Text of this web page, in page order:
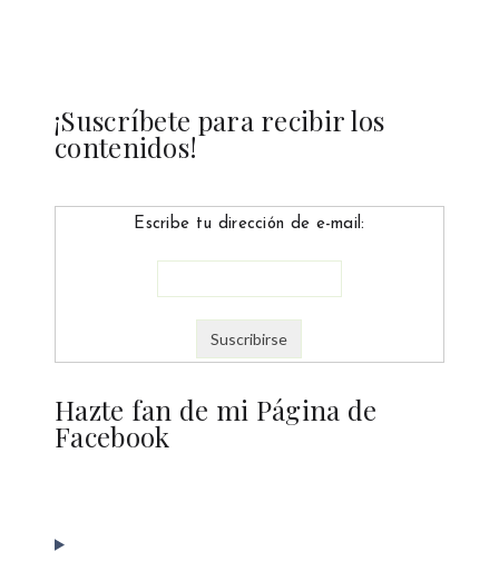
¡Suscríbete para recibir los
contenidos!
Escribe tu dirección de e-mail:
Hazte fan de mi Página de
Facebook